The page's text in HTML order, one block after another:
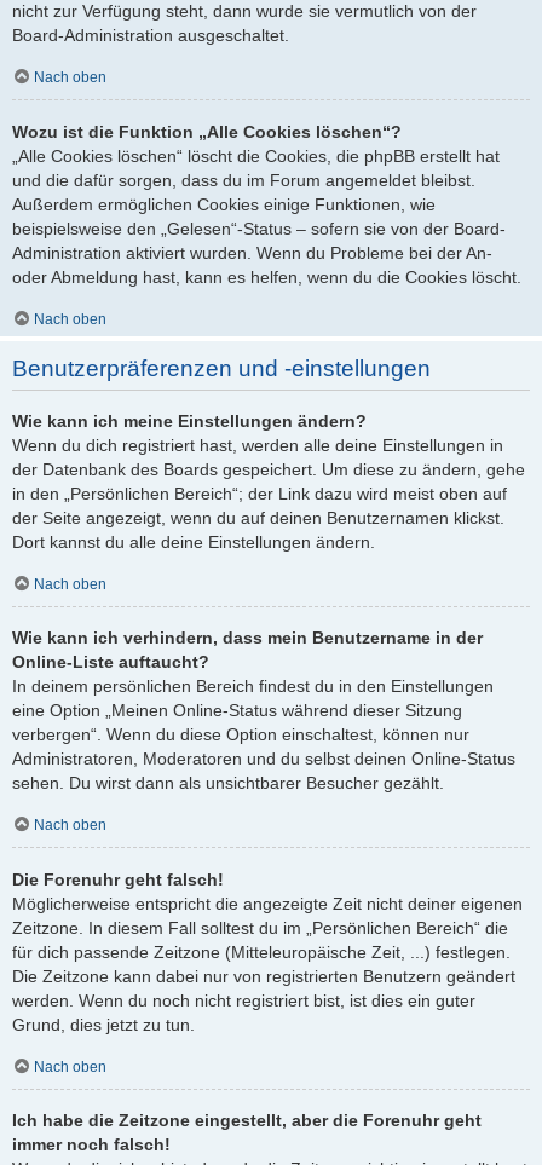
nicht zur Verfügung steht, dann wurde sie vermutlich von der
Board-Administration ausgeschaltet.
Nach oben
Wozu ist die Funktion „Alle Cookies löschen“?
„Alle Cookies löschen“ löscht die Cookies, die phpBB erstellt hat
und die dafür sorgen, dass du im Forum angemeldet bleibst.
Außerdem ermöglichen Cookies einige Funktionen, wie
beispielsweise den „Gelesen“-Status – sofern sie von der Board-
Administration aktiviert wurden. Wenn du Probleme bei der An-
oder Abmeldung hast, kann es helfen, wenn du die Cookies löscht.
Nach oben
Benutzerpräferenzen und -einstellungen
Wie kann ich meine Einstellungen ändern?
Wenn du dich registriert hast, werden alle deine Einstellungen in
der Datenbank des Boards gespeichert. Um diese zu ändern, gehe
in den „Persönlichen Bereich“; der Link dazu wird meist oben auf
der Seite angezeigt, wenn du auf deinen Benutzernamen klickst.
Dort kannst du alle deine Einstellungen ändern.
Nach oben
Wie kann ich verhindern, dass mein Benutzername in der
Online-Liste auftaucht?
In deinem persönlichen Bereich findest du in den Einstellungen
eine Option „Meinen Online-Status während dieser Sitzung
verbergen“. Wenn du diese Option einschaltest, können nur
Administratoren, Moderatoren und du selbst deinen Online-Status
sehen. Du wirst dann als unsichtbarer Besucher gezählt.
Nach oben
Die Forenuhr geht falsch!
Möglicherweise entspricht die angezeigte Zeit nicht deiner eigenen
Zeitzone. In diesem Fall solltest du im „Persönlichen Bereich“ die
für dich passende Zeitzone (Mitteleuropäische Zeit, ...) festlegen.
Die Zeitzone kann dabei nur von registrierten Benutzern geändert
werden. Wenn du noch nicht registriert bist, ist dies ein guter
Grund, dies jetzt zu tun.
Nach oben
Ich habe die Zeitzone eingestellt, aber die Forenuhr geht
immer noch falsch!